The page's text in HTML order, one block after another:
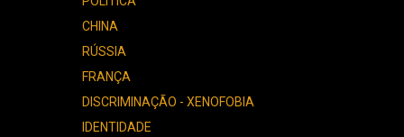
CHINA
RÚSSIA
FRANÇA
DISCRIMINAÇÃO - XENOFOBIA
IDENTIDADE